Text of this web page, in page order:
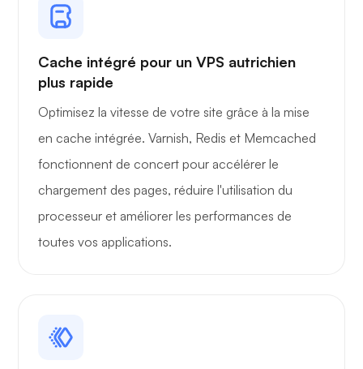
Cache intégré pour un VPS autrichien
plus rapide
Optimisez la vitesse de votre site grâce à la mise
en cache intégrée. Varnish, Redis et Memcached
fonctionnent de concert pour accélérer le
chargement des pages, réduire l'utilisation du
processeur et améliorer les performances de
toutes vos applications.